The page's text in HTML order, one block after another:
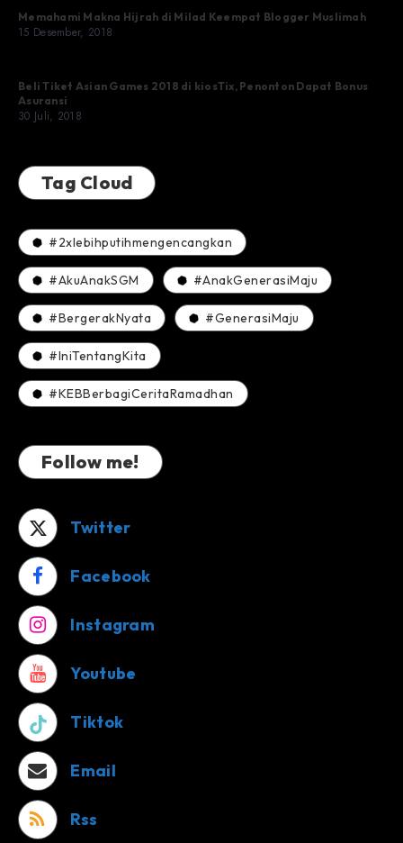
Memahami Makna Hijrah di Milad Keempat Blogger Muslimah
15 Desember, 2018
Beli Tiket Asian Games 2018 di kiosTix, Penonton Dapat Bonus
Asuransi
30 Juli, 2018
Tag Cloud
#2xlebihputihmengencangkan
#AkuAnakSGM #AnakGenerasiMaju
#BergerakNyata #GenerasiMaju
#IniTentangKita
#KEBBerbagiCeritaRamadhan
Follow me!
Twitter
Facebook
Instagram
Youtube
Tiktok
Email
Rss